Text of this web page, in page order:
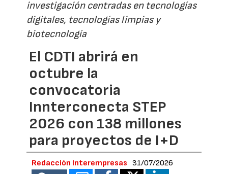
investigación centradas en tecnologías
digitales, tecnologías limpias y
biotecnología
El CDTI abrirá en
octubre la
convocatoria
Innterconecta STEP
2026 con 138 millones
para proyectos de I+D
Redacción Interempresas 31/07/2026